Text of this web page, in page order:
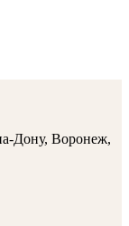
Дону, Воронеж,